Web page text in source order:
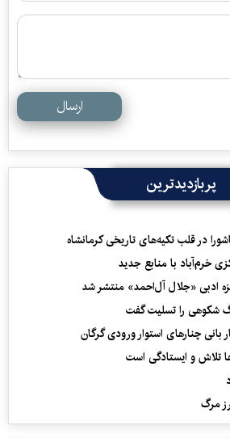
ارسال
پربازدیدترین
در قلب تکیه‌های تاریخی کرمانشاه
خرم‌آباد با منابع جدید
ادبی «جلال آل‌احمد» منتشر شد
شکوهی را تسلیت گفت
چنارهای استوار ورودی گرگان
تلاش و ایستادگی است
مرگ